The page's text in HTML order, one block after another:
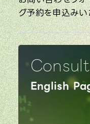
グ予約を申込みい
English